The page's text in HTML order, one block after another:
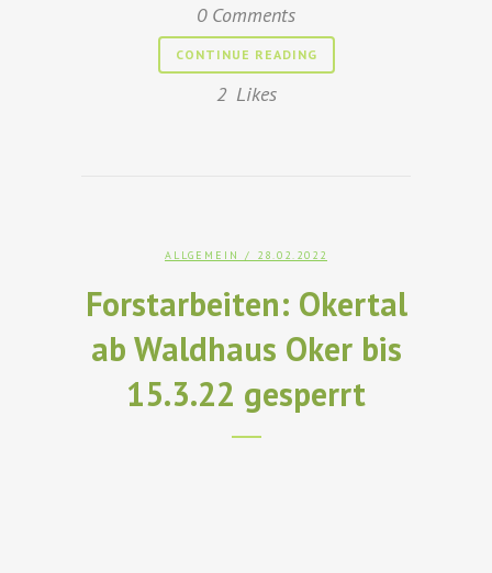
0 Comments
CONTINUE READING
2 Likes
ALLGEMEIN / 28.02.2022
Forstarbeiten: Okertal
ab Waldhaus Oker bis
15.3.22 gesperrt